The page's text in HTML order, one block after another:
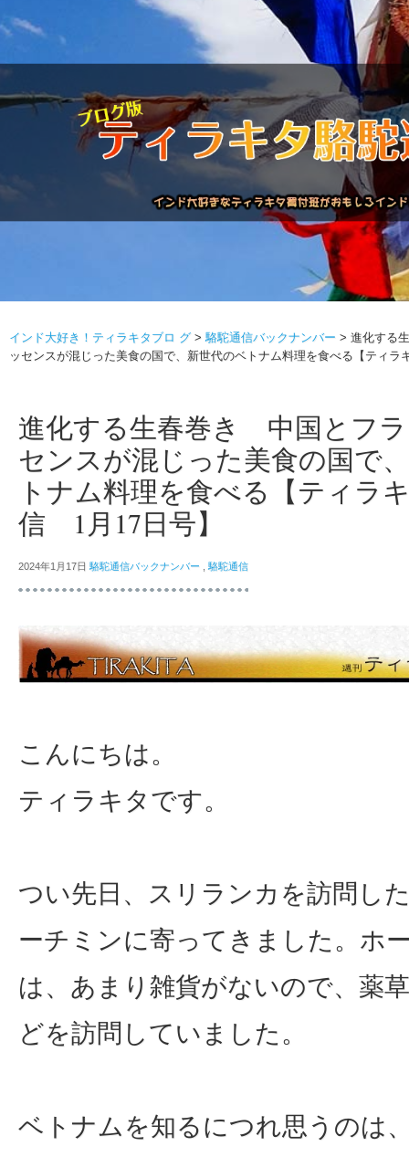
駱駝通信バックナンバー インドが大好き!! 商品につい
インド大好き！ティラキタブロ グ >駱駝通信バックナンバー > 進化する
ッセンスが混じった美食の国で、新世代のベトナム料理を食べる【ティ
進化する生春巻き 中国とフ
センスが混じった美食の国で
トナム料理を食べる【ティラ
信 1月17日号】
2024年1月17日 駱駝通信バックナンバー 駱駝通信
こんにちは。
ティラキタです。
つい先日、スリランカを訪問し
ーチミンに寄ってきました。ホ
は、あまり雑貨がないので、薬
どを訪問していました。
ベトナムを知るにつれ思うのは